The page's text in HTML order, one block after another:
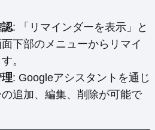
認: 「リマインダーを表示」と
下部のメニューからリマイ
。
: Googleアシスタントを通じ
追加、編集、削除が可能で